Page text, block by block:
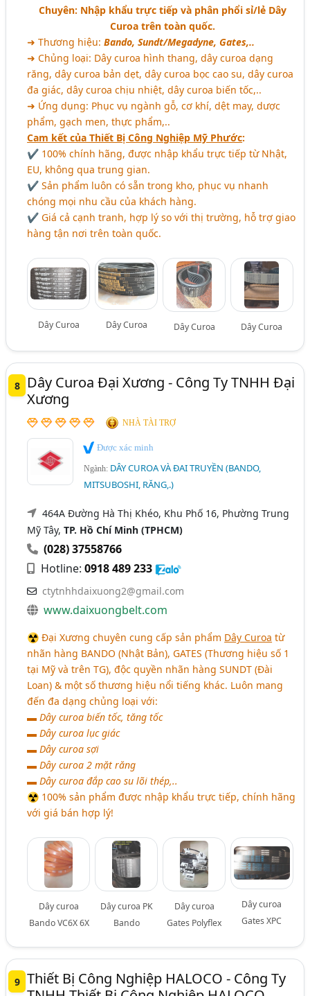
Chuyên: Nhập khẩu trực tiếp và phân phổi sỉ/lẻ Dây
Curoa trên toàn quốc.
➜ Thương hiệu:Bando, Sundt/Megadyne, Gates,..
➜ Chủng loại: Dây curoa hình thang, dây curoa dạng
răng, dây curoa bản dẹt, dây curoa bọc cao su, dây curoa
đa giác, dây curoa chịu nhiệt, dây curoa biến tốc,..
➜ Ứng dụng: Phục vụ ngành gỗ, cơ khí, dệt may, dược
phẩm, gạch men, thực phẩm,..
Cam kết của Thiết Bị Công Nghiệp Mỹ Phước:
✔ 100% chính hãng, được nhập khẩu trực tiếp từ Nhật,
EU, không qua trung gian.
✔ Sản phẩm luôn có sẵn trong kho, phục vụ nhanh
chóng mọi nhu cầu của khách hàng.
✔ Giá cả cạnh tranh, hợp lý so với thị trường, hỗ trợ giao
hàng tận nơi trên toàn quốc.
Dây Curoa Dây Curoa Dây Curoa Dây Curoa
8
Dây Curoa Đại Xương - Công Ty TNHH Đại
Xương
NHÀ TÀI TRỢ
Được xác minh
Ngành: DÂY CUROA VÀ ĐAI TRUYỀN (BANDO,
MITSUBOSHI, RĂNG,.)
464A Đường Hà Thị Khéo, Khu Phố 16, Phường Trung
Mỹ Tây,TP. Hồ Chí Minh (TPHCM)
(028) 37558766
Hotline:0918 489 233
ctytnhhdaixuong2@gmail.com
www.daixuongbelt.com
☢ Đại Xương chuyên cung cấp sản phẩm Dây Curoa từ
nhãn hàng BANDO (Nhật Bản), GATES (Thương hiệu số 1
tại Mỹ và trên TG), độc quyền nhãn hàng SUNDT (Đài
Loan) & một số thương hiệu nổi tiếng khác. Luôn mang
đến đa dạng chủng loại với:
▬ Dây curoa biến tốc, tăng tốc
▬ Dây curoa lục giác
▬ Dây curoa sợi
▬ Dây curoa 2 mặt răng
▬ Dây curoa đắp cao su lõi thép,..
☢ 100% sản phẩm được nhập khẩu trực tiếp, chính hãng
với giá bán hợp lý!
Dây curoa
Bando VC6X 6X
Dây curoa PK
Bando
Dây curoa
Gates Polyflex
Dây curoa
Gates XPC
9 Thiết Bị Công Nghiệp HALOCO - Công Ty